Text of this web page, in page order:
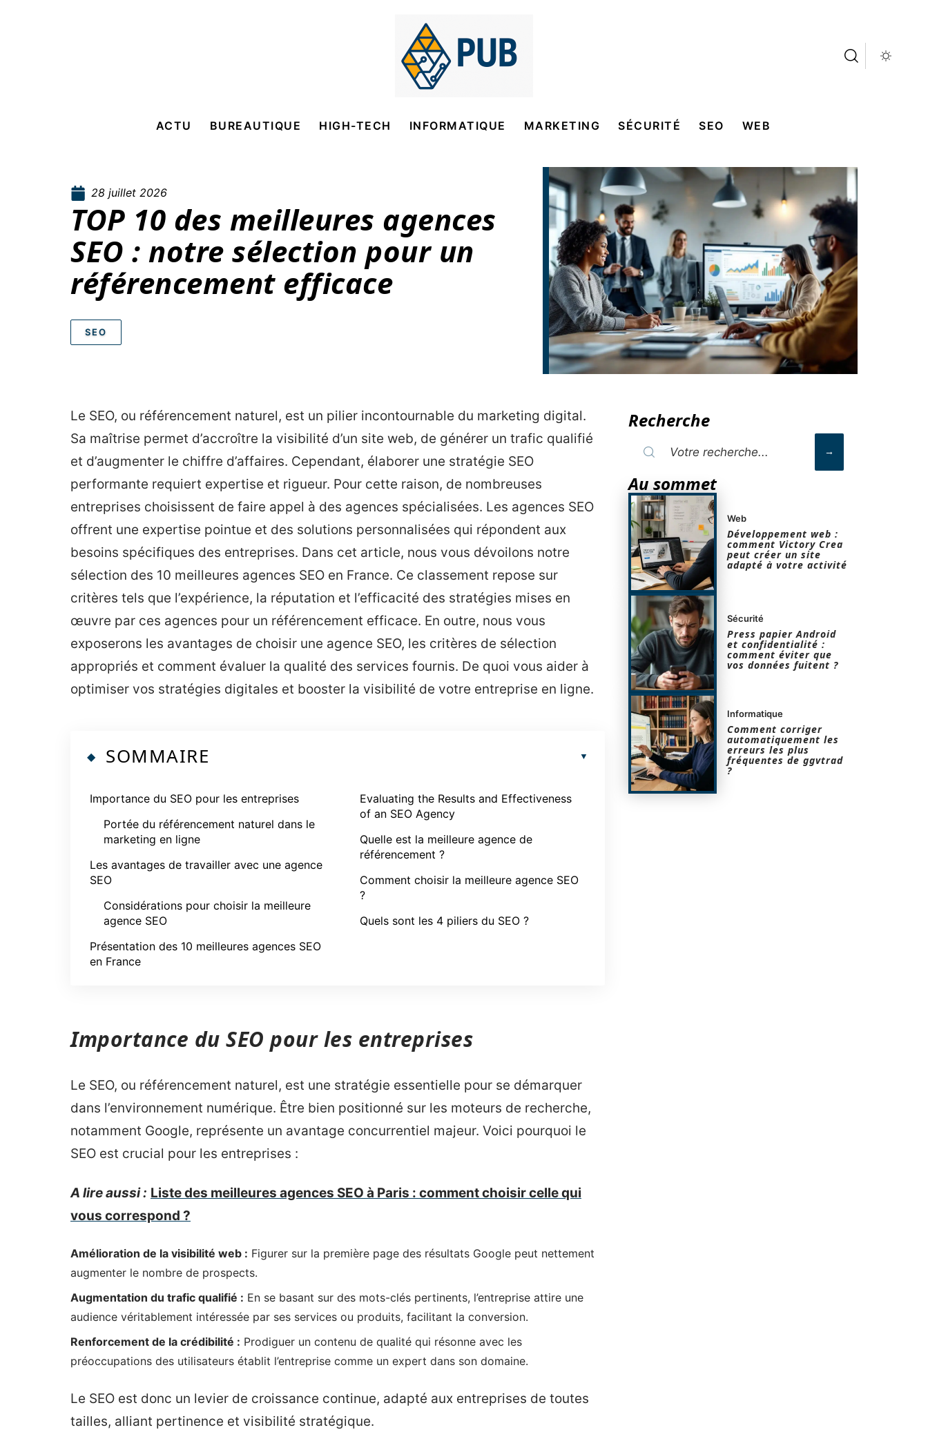
ACTU BUREAUTIQUE HIGH-TECH INFORMATIQUE MARKETING SÉCURITÉ SEO WEB
28 juillet 2026
TOP 10 des meilleures agences
SEO : notre sélection pour un
référencement efficace
SEO
Le SEO, ou référencement naturel, est un pilier incontournable du marketing digital.
Sa maîtrise permet d’accroître la visibilité d’un site web, de générer un trafic qualifié
et d’augmenter le chiffre d’affaires. Cependant, élaborer une stratégie SEO
performante requiert expertise et rigueur. Pour cette raison, de nombreuses
entreprises choisissent de faire appel à des agences spécialisées. Les agences SEO
offrent une expertise pointue et des solutions personnalisées qui répondent aux
besoins spécifiques des entreprises. Dans cet article, nous vous dévoilons notre
sélection des 10 meilleures agences SEO en France. Ce classement repose sur
critères tels que l’expérience, la réputation et l’efficacité des stratégies mises en
œuvre par ces agences pour un référencement efficace. En outre, nous vous
exposerons les avantages de choisir une agence SEO, les critères de sélection
appropriés et comment évaluer la qualité des services fournis. De quoi vous aider à
optimiser vos stratégies digitales et booster la visibilité de votre entreprise en ligne.
SOMMAIRE
Importance du SEO pour les entreprises
Portée du référencement naturel dans le
marketing en ligne
Les avantages de travailler avec une agence
SEO
Considérations pour choisir la meilleure
agence SEO
Présentation des 10 meilleures agences SEO
en France
Evaluating the Results and Effectiveness
of an SEO Agency
Quelle est la meilleure agence de
référencement ?
Comment choisir la meilleure agence SEO
?
Quels sont les 4 piliers du SEO ?
Importance du SEO pour les entreprises
Le SEO, ou référencement naturel, est une stratégie essentielle pour se démarquer
dans l’environnement numérique. Être bien positionné sur les moteurs de recherche,
notamment Google, représente un avantage concurrentiel majeur. Voici pourquoi le
SEO est crucial pour les entreprises :
A lire aussi : Liste des meilleures agences SEO à Paris : comment choisir celle qui
vous correspond ?
Amélioration de la visibilité web : Figurer sur la première page des résultats Google peut nettement
augmenter le nombre de prospects.
Augmentation du trafic qualifié : En se basant sur des mots-clés pertinents, l’entreprise attire une
audience véritablement intéressée par ses services ou produits, facilitant la conversion.
Renforcement de la crédibilité : Prodiguer un contenu de qualité qui résonne avec les
préoccupations des utilisateurs établit l’entreprise comme un expert dans son domaine.
Le SEO est donc un levier de croissance continue, adapté aux entreprises de toutes
tailles, alliant pertinence et visibilité stratégique.
Recherche
Au sommet
Web
Développement web :
comment Victory Crea
peut créer un site
adapté à votre activité
Sécurité
Press papier Android
et confidentialité :
comment éviter que
vos données fuitent ?
Informatique
Comment corriger
automatiquement les
erreurs les plus
fréquentes de ggvtrad
?